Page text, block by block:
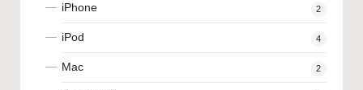
iPhone 2
iPod 4
Mac 2